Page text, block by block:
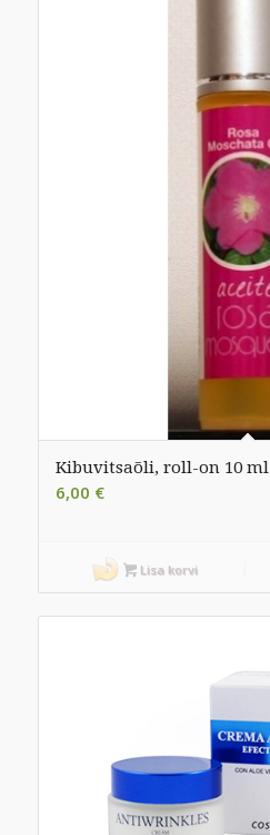
Kibuvitsaõli, roll-on 10 ml
6,00 €
Lisa korvi